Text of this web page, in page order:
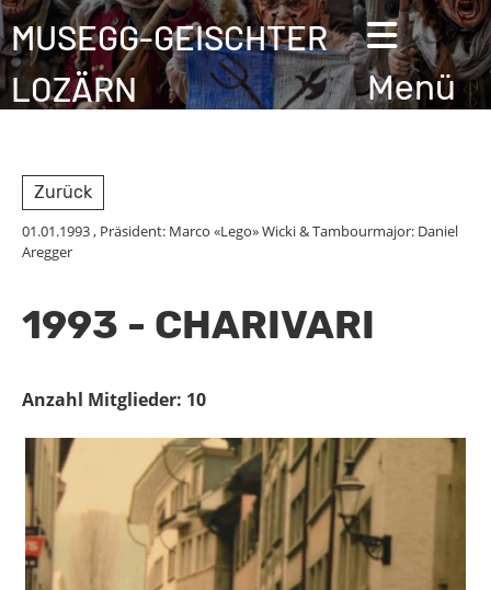
MUSEGG-GEISCHTER
LOZÄRN
Menü
Zurück
01.01.1993, Präsident: Marco «Lego» Wicki & Tambourmajor: Daniel
Aregger
1993 - CHARIVARI
Anzahl Mitglieder: 10